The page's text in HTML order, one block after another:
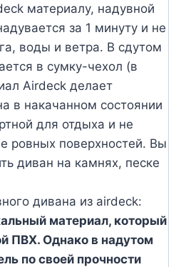
материалу, надувной
за 1 минуту и не
воды и ветра. В сдутом
в сумку-чехол (в
Airdeck делает
в накачанном состоянии
для отдыха и не
ровных поверхностей. Вы
диван на камнях, песке
дивана из airdeck:
материал, который
ПВХ. Однако в надутом
по своей прочности